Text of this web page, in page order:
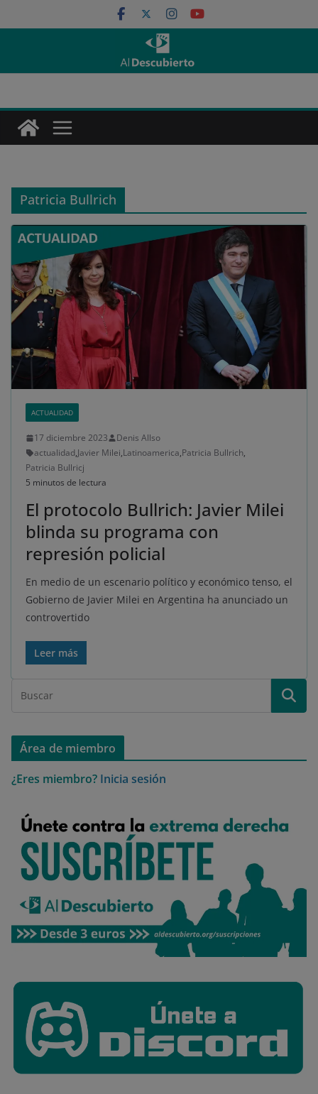
al
Patricia Bullrich
ACTUALIDAD
17 diciembre 2023
Denis Allso
actualidad,Javier Milei,Latinoamerica,Patricia Bullrich,
Patricia Bullricj
5 minutos de lectura
El protocolo Bullrich: Javier Milei
blinda su programa con
represión policial
En medio de un escenario político y económico tenso, el
Gobierno de Javier Milei en Argentina ha anunciado un
controvertido
Leer más
Área de miembro
¿Eres miembro? Inicia sesión